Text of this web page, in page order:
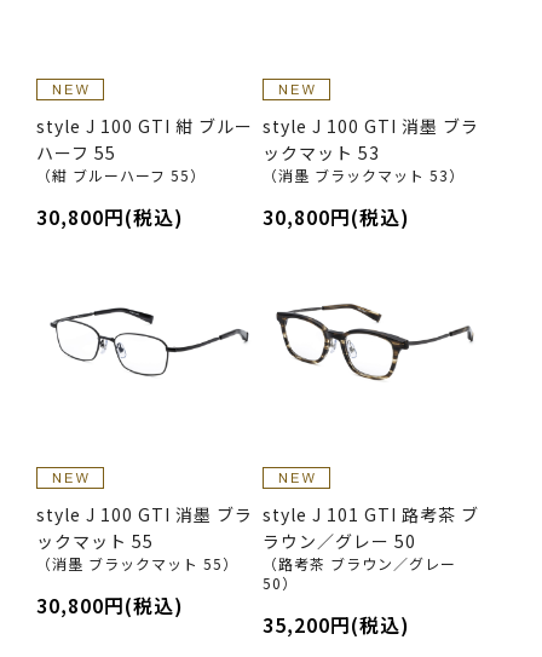
style J 100 GTI 紺 ブルー
ハーフ 55
（紺 ブルーハーフ 55）
30,800円(税込)
style J 100 GTI 消墨 ブラ
ックマット 53
（消墨 ブラックマット 53）
30,800円(税込)
style J 100 GTI 消墨 ブラ
ックマット 55
（消墨 ブラックマット 55）
30,800円(税込)
style J 101 GTI 路考茶 ブ
ラウン／グレー 50
（路考茶 ブラウン／グレー
50）
35,200円(税込)